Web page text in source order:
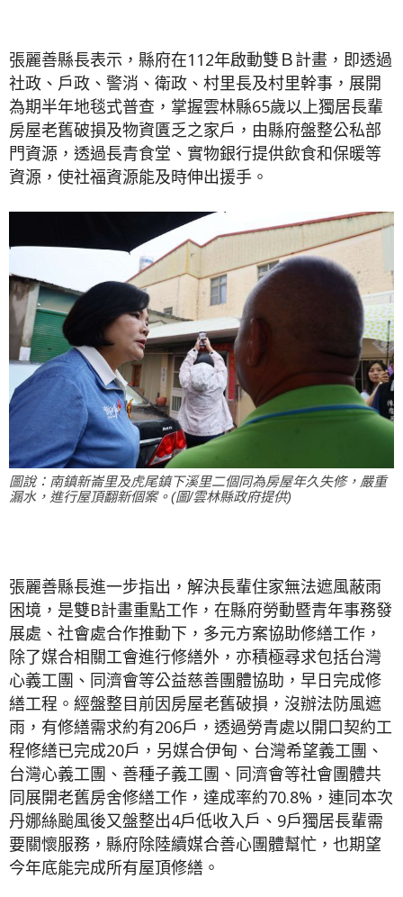
張麗善縣長表示，縣府在112年啟動雙Ｂ計畫，即透過
社政、戶政、警消、衛政、村里長及村里幹事，展開
為期半年地毯式普查，掌握雲林縣65歲以上獨居長輩
房屋老舊破損及物資匱乏之家戶，由縣府盤整公私部
門資源，透過長青食堂、實物銀行提供飲食和保暖等
資源，使社福資源能及時伸出援手。
圖說：南鎮新崙里及虎尾鎮下溪里二個同為房屋年久失修，嚴重
漏水，進行屋頂翻新個案。(圖/雲林縣政府提供)
張麗善縣長進一步指出，解決長輩住家無法遮風蔽雨
困境，是雙B計畫重點工作，在縣府勞動暨青年事務發
展處、社會處合作推動下，多元方案協助修繕工作，
除了媒合相關工會進行修繕外，亦積極尋求包括台灣
心義工團、同濟會等公益慈善團體協助，早日完成修
繕工程。經盤整目前因房屋老舊破損，沒辦法防風遮
雨，有修繕需求約有206戶，透過勞青處以開口契約工
程修繕已完成20戶，另媒合伊甸、台灣希望義工團、
台灣心義工團、善種子義工團、同濟會等社會團體共
同展開老舊房舍修繕工作，達成率約70.8%，連同本次
丹娜絲颱風後又盤整出4戶低收入戶、9戶獨居長輩需
要關懷服務，縣府除陸續媒合善心團體幫忙，也期望
今年底能完成所有屋頂修繕。